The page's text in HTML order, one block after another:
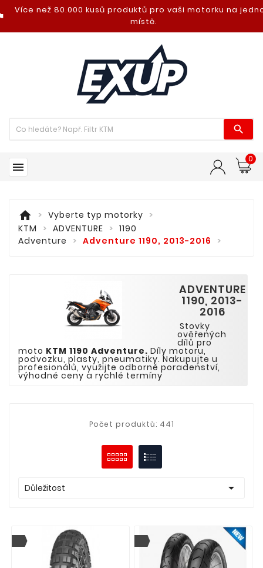
Více než 80.000 kusů produktů pro vaši motorku na
místě.


0
home
Vyberte typ motorky
KTM
ADVENTURE
1190
Adventure
Adventure 1190, 2013-2016
ADVENTURE
1190, 2013-
2016
Stovky
ověřených
dílů pro
moto KTM 1190 Adventure. Díly motoru,
podvozku, plasty, pneumatiky. Nakupujte u
profesionálů, využijte odborné poradenství,
výhodné ceny a rychlé termíny
Počet produktů: 441
Důležitost 